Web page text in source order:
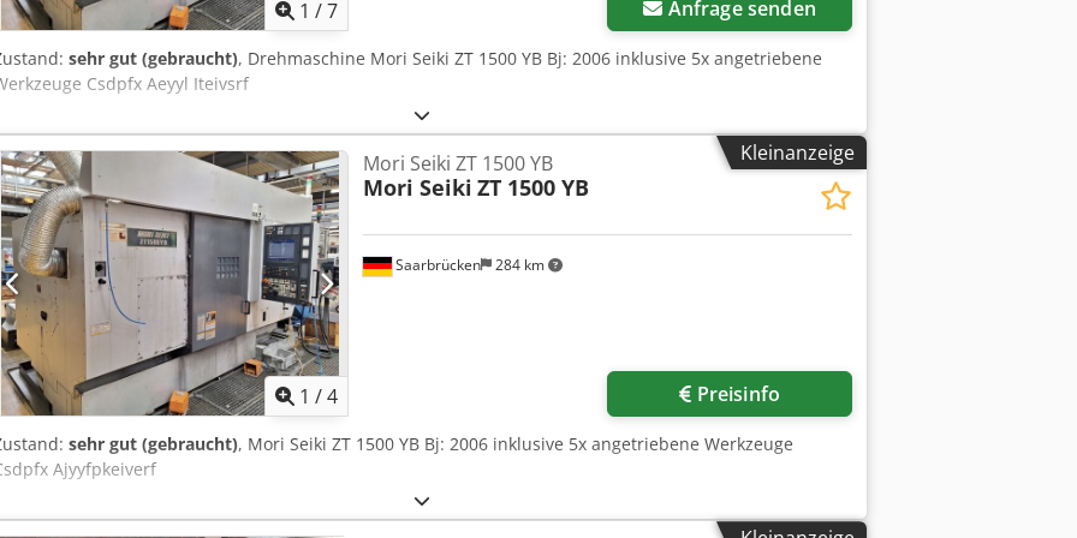
MSX 501 Abmessungen & Gewicht Abmessungen: 6500 x 3000 x 2500 mm Maschinengewicht:
5,1 t Gesamtleistungsbedarf: 73,9 kVA Betriebsstunden: 5.000 h AUSSTATTUNG LNS Stangenlader
1 /7 Anfrage senden
sehr gut (gebraucht), Drehmaschine Mori Seiki ZT 1500 YB Bj: 2006 inklusive 5x angetriebene
Csdpfx Aeyyl Iteivsrf
Kleinanzeige
1 /4
Saarbrücken 284 km
Mori Seiki ZT 1500 YB
Mori Seiki ZT 1500 YB
Preisinfo
sehr gut (gebraucht), Mori Seiki ZT 1500 YB Bj: 2006 inklusive 5x angetriebene Werkzeuge
Ajyyfpkeiverf